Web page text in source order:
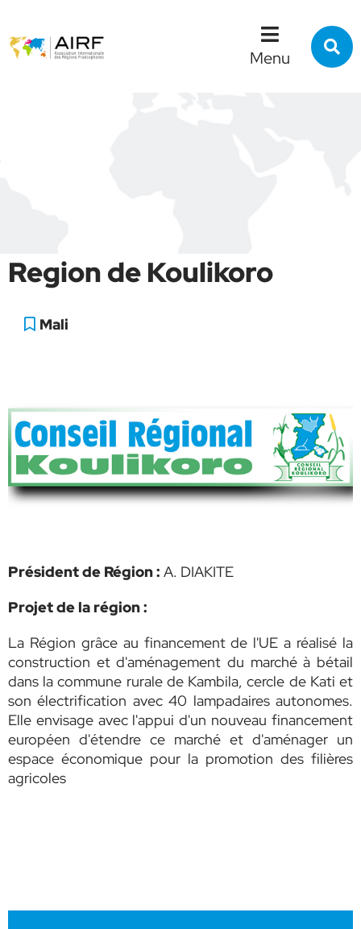
Menu
Region de Koulikoro
Mali
Président de Région : A. DIAKITE
Projet de la région :
La Région grâce au financement de l'UE a réalisé la
construction et d'aménagement du marché à bétail
dans la commune rurale de Kambila, cercle de Kati et
son électrification avec 40 lampadaires autonomes.
Elle envisage avec l'appui d'un nouveau financement
européen d'étendre ce marché et d'aménager un
espace économique pour la promotion des filières
agricoles